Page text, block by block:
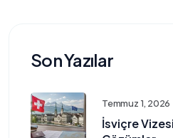
Son Yazılar
Temmuz 1, 2026
İsviçre